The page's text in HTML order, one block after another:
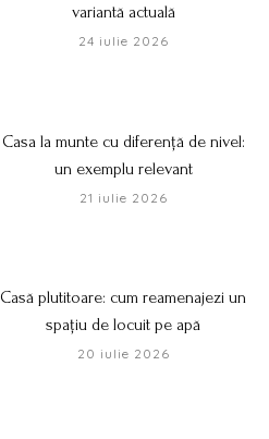
variantă actuală
24 iulie 2026
Casa la munte cu diferență de nivel:
un exemplu relevant
21 iulie 2026
Casă plutitoare: cum reamenajezi un
spațiu de locuit pe apă
20 iulie 2026